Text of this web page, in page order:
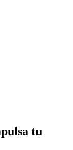
tu